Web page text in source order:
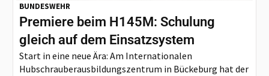
BUNDESWEHR
Premiere beim H145M: Schulung
gleich auf dem Einsatzsystem
Start in eine neue Ära: Am Internationalen
Hubschrauberausbildungszentrum in Bückeburg hat der